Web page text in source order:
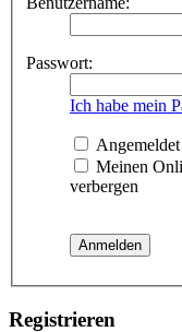
Passwort:
Ich habe mein
Meinen
verbergen
Registrieren